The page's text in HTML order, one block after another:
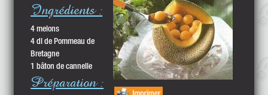
Ingrédients :
4 melons
4 dl de Pommeau de
Bretagne
1 bâton de cannelle
Préparation :